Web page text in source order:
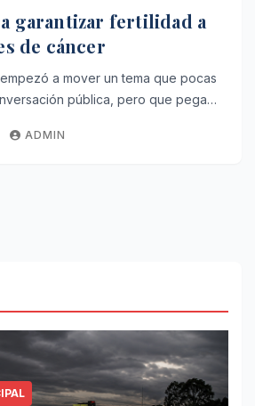
garantizar fertilidad a
de cáncer
a mover un tema que pocas
pública, pero que pega…
ADMIN